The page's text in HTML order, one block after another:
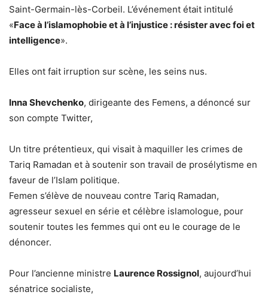
Saint-Germain-lès-Corbeil. L’événement était intitulé
«Face à l’islamophobie et à l’injustice : résister avec foi et
intelligence».
Elles ont fait irruption sur scène, les seins nus.
Inna Shevchenko, dirigeante des Femens, a dénoncé sur
son compte Twitter,
Un titre prétentieux, qui visait à maquiller les crimes de
Tariq Ramadan et à soutenir son travail de prosélytisme en
faveur de l’Islam politique.
Femen s’élève de nouveau contre Tariq Ramadan,
agresseur sexuel en série et célèbre islamologue, pour
soutenir toutes les femmes qui ont eu le courage de le
dénoncer.
Pour l’ancienne ministre Laurence Rossignol, aujourd’hui
sénatrice socialiste,